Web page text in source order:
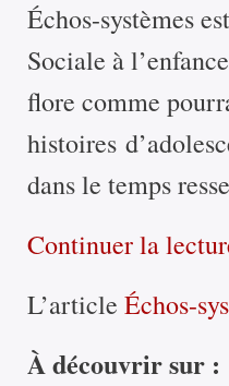
Échos-systèmes
Sociale à
flore comme
histoires
dans le temps
Continuer la
L’article Échos-
À découvrir sur :